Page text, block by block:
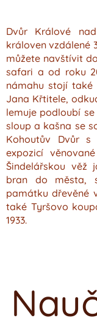
Dvůr Králové
královen vzdálené
můžete navštívit
safari a od roku
námahu stojí také
Jana Křtitele,
lemuje podloubí
sloup a kašna se
Kohoutův Dvůr
expozicí
Šindelářskou věž
bran do města,
památku dřevěné
také Tyršovo
1933.